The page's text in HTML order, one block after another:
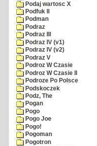
Podaj wartosc X
Podfuk II
Podman
Podraz
Podraz III
Podraz IV (v1)
Podraz IV (v2)
Podraz V
Podroz W Czasie
Podroz W Czasie II
Podroze Po Polsce
Podskoczek
Podz, The
Pogan
Pogo
Pogo Joe
Pogo!
Pogoman
Pogotron